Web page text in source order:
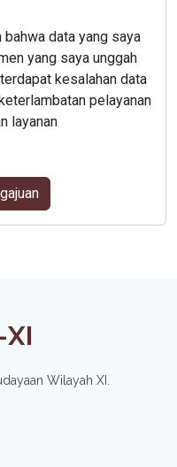
bahwa data yang saya
yang saya unggah
kesalahan data
pelayanan
layanan
Wilayah XI.